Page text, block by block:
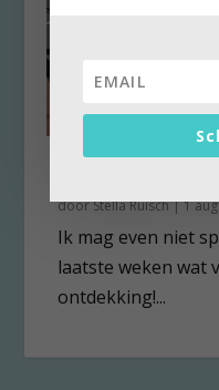
doorStella Ruisch|1
Ik mag even niet
laatste weken wat
ontdekking!...